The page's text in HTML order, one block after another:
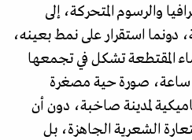
والرسوم المتحركة، إلى
دونما استقرار على نمط بعينه،
المقتطعة تشكل في تجمعها
ساعة، صورة حية مصغرة
لمدينة صاخبة، دون أن
الشعرية الجاهزة، بل